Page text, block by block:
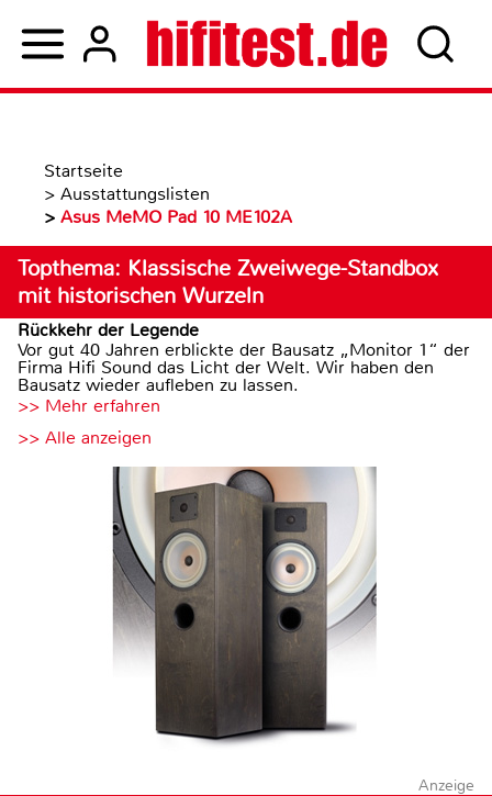
Startseite
> Ausstattungslisten
> Asus MeMO Pad 10 ME102A
Topthema: Klassische Zweiwege-Standbox
mit historischen Wurzeln
Rückkehr der Legende
Vor gut 40 Jahren erblickte der Bausatz „Monitor 1“ der
Firma Hifi Sound das Licht der Welt. Wir haben den
Bausatz wieder aufleben zu lassen.
>> Mehr erfahren
>> Alle anzeigen
Anzeige